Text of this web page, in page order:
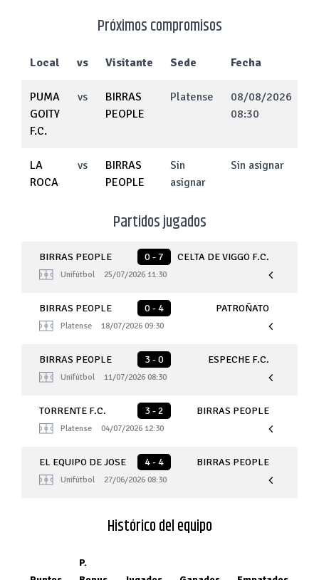
Próximos compromisos
Local vs Visitante Sede Fecha
PUMA
GOITY
F.C.
vs
BIRRAS
PEOPLE
Platense
08/08/2026
08:30
LA
ROCA
vs
BIRRAS
PEOPLE
Sin
asignar
Sin asignar
Partidos jugados
BIRRAS PEOPLE 0 - 7 CELTA DE VIGGO F.C.
Unifútbol 25/07/2026 11:30
BIRRAS PEOPLE 0 - 4 PATROÑATO
Platense 18/07/2026 09:30
BIRRAS PEOPLE 3 - 0 ESPECHE F.C.
Unifútbol 11/07/2026 08:30
TORRENTE F.C. 3 - 2 BIRRAS PEOPLE
Platense 04/07/2026 12:30
EL EQUIPO DE JOSE 4 - 4 BIRRAS PEOPLE
Unifútbol 27/06/2026 08:30
Histórico del equipo
P.